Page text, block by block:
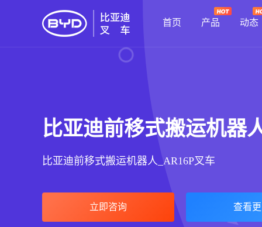
首页 产品 动态
比亚迪前移式搬运机器
比亚迪前移式搬运机器人_AR16P叉车
立即咨询 查看